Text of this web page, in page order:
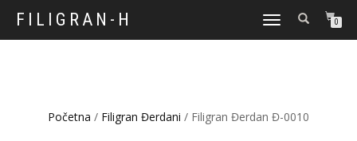
FILIGRAN-H
TOGGLE
0
Početna / Filigran Đerdani / Filigran Đerdan Đ-0010